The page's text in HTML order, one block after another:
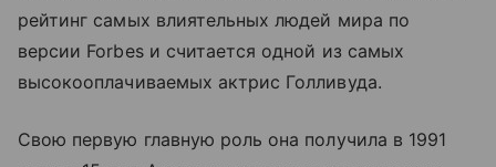
рейтинг самых влиятельных людей мира по
версии Forbes и считается одной из самых
высокооплачиваемых актрис Голливуда.
Свою первую главную роль она получила в 1991